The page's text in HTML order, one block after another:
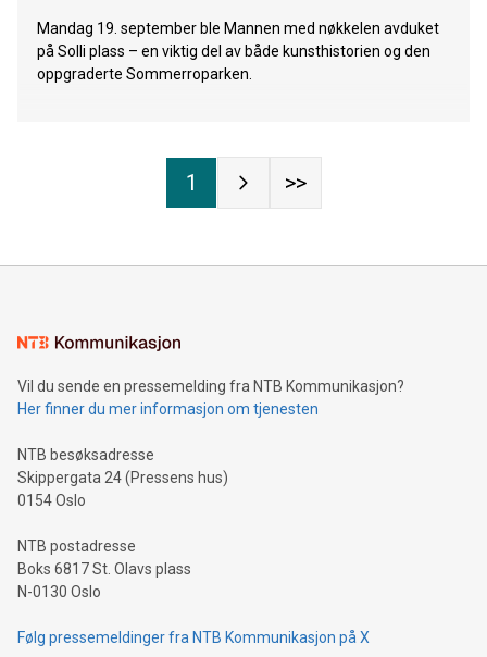
Mandag 19. september ble Mannen med nøkkelen avduket
på Solli plass – en viktig del av både kunsthistorien og den
oppgraderte Sommerroparken.
1 >>
Vil du sende en pressemelding fra NTB Kommunikasjon?
Her finner du mer informasjon om tjenesten
NTB besøksadresse
Skippergata 24 (Pressens hus)
0154 Oslo
NTB postadresse
Boks 6817 St. Olavs plass
N-0130 Oslo
Følg pressemeldinger fra NTB Kommunikasjon på X